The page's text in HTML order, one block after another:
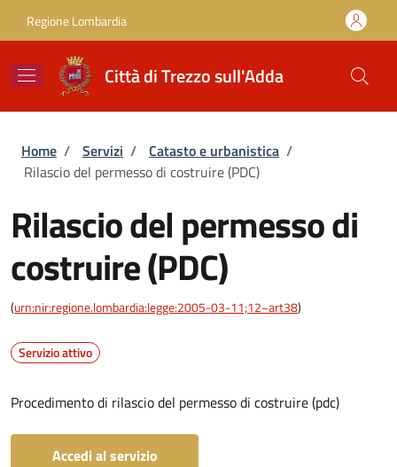
Regione Lombardia
Città di Trezzo sull'Adda
Briciole di pane
Home / Servizi / Catasto e urbanistica /
Rilascio del permesso di costruire (PDC)
Rilascio del permesso di
costruire (PDC)
(urn:nir:regione.lombardia:legge:2005-03-11;12~art38)
Servizio attivo
Procedimento di rilascio del permesso di costruire (pdc)
Accedi al servizio